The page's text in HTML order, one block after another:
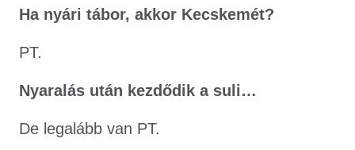
Ha nyári tábor, akkor Kecskemét?
PT.
Nyaralás után kezdődik a suli…
De legalább van PT.